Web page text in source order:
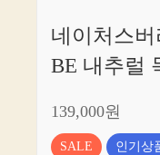
네이처스
BE 내추럴
139,000원
SALE 인기상